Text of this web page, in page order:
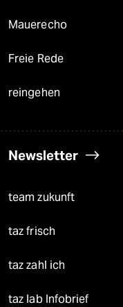
Mauerecho
Freie Rede
reingehen
Newsletter
team zukunft
taz frisch
taz zahl ich
taz lab Infobrief